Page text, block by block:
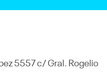
5557 c/ Gral. Rogelio